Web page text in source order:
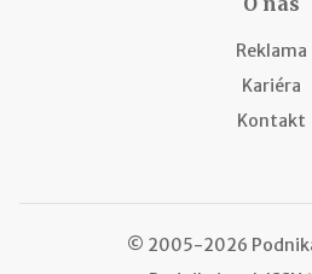
Reklama
Kariéra
Kontakt
© 2005-2026